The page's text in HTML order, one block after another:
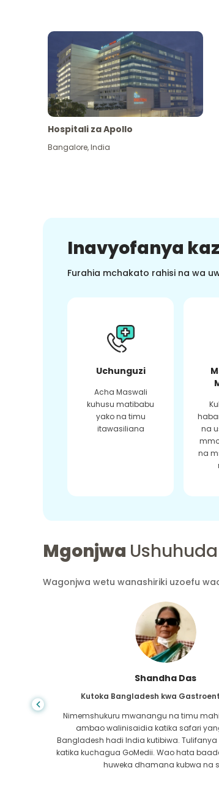
Hospitali za Apollo
Bangalore,India
Inavyofanya
Furahia mchakato rahisi na wa
Uchunguzi
Acha Maswali
kuhusu matibabu
yako na timu
itawasiliana
na
na
Mgonjwa Ushuhuda
Wagonjwa wetu wanashiriki uzoefu
Shandha Das
Kutoka Bangladesh kwa
Nimemshukuru mwanangu na timu
ambao walinisaidia katika safari
Bangladesh hadi India kutibiwa.
katika kuchagua GoMedii. Wao hata
huweka dhamana kubwa na